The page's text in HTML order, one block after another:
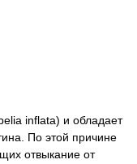
inflata) и обладает
По этой причине
отвыкание от